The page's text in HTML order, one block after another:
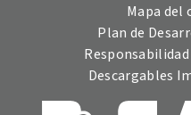
Mapa del
Plan de
Descargables